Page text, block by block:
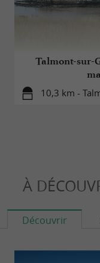
Talmont-sur-
10,3 km -
À
Découvrir